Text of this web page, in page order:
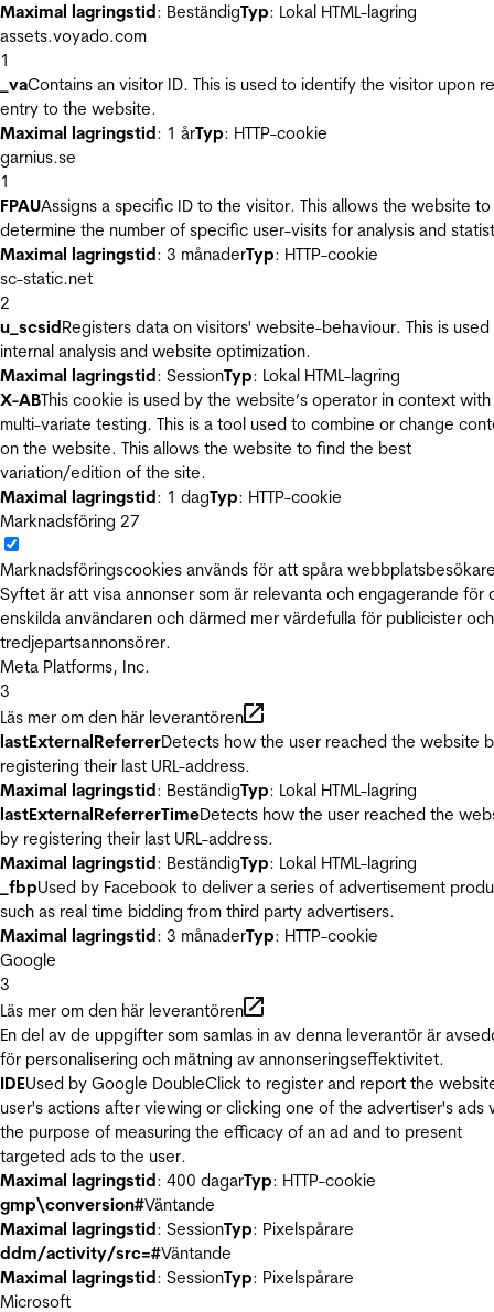
Maximal lagringstid: BeständigTyp: Lokal HTML-lagring
assets.voyado.com
1
_vaContains an visitor ID. This is used to identify the visitor upon
entry to the website.
Maximal lagringstid: 1 årTyp: HTTP-cookie
garnius.se
1
FPAUAssigns a specific ID to the visitor. This allows the website to
determine the number of specific user-visits for analysis and
Maximal lagringstid: 3 månaderTyp: HTTP-cookie
sc-static.net
2
u_scsidRegisters data on visitors' website-behaviour. This is
internal analysis and website optimization.
Maximal lagringstid: SessionTyp: Lokal HTML-lagring
X-ABThis cookie is used by the website’s operator in context with
multi-variate testing. This is a tool used to combine or change
on the website. This allows the website to find the best
variation/edition of the site.
Maximal lagringstid: 1 dagTyp: HTTP-cookie
Marknadsföring 27
Marknadsföringscookies används för att spåra
Syftet är att visa annonser som är relevanta och engagerande för
enskilda användaren och därmed mer värdefulla för publicister och
tredjepartsannonsörer.
Meta Platforms, Inc.
3
Läs mer om den här leverantören
lastExternalReferrerDetects how the user reached the website
registering their last URL-address.
Maximal lagringstid: BeständigTyp: Lokal HTML-lagring
lastExternalReferrerTimeDetects how the user reached the
by registering their last URL-address.
Maximal lagringstid: BeständigTyp: Lokal HTML-lagring
_fbpUsed by Facebook to deliver a series of advertisement
such as real time bidding from third party advertisers.
Maximal lagringstid: 3 månaderTyp: HTTP-cookie
Google
3
Läs mer om den här leverantören
En del av de uppgifter som samlas in av denna leverantör är
för personalisering och mätning av annonseringseffektivitet.
IDEUsed by Google DoubleClick to register and report the
user's actions after viewing or clicking one of the advertiser's ads
the purpose of measuring the efficacy of an ad and to present
targeted ads to the user.
Maximal lagringstid: 400 dagarTyp: HTTP-cookie
gmp\conversion#Väntande
Maximal lagringstid: SessionTyp: Pixelspårare
ddm/activity/src=#Väntande
Maximal lagringstid: SessionTyp: Pixelspårare
Microsoft